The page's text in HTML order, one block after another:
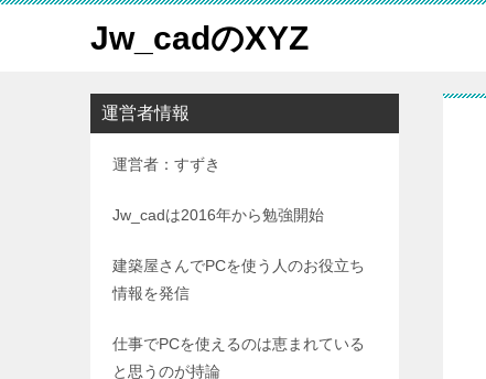
Jw_cadのXYZ
運営者情報
運営者：すずき
Jw_cadは2016年から勉強開始
建築屋さんでPCを使う人のお役立ち
情報を発信
仕事でPCを使えるのは恵まれている
と思うのが持論